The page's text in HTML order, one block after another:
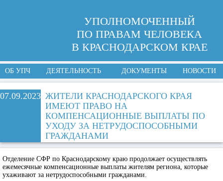
УПОЛНОМОЧЕННЫЙ
ПО ПРАВАМ ЧЕЛОВЕКА
В КРАСНОДАРСКОМ КРАЕ
ОБ УПЧ ДЕЯТЕЛЬНОСТЬ ДОКУМЕНТЫ НОВОСТИ
07.09.2023 ЖИТЕЛИ КРАСНОДАРСКОГО КРАЯ
ИМЕЮТ ПРАВО НА
КОМПЕНСАЦИОННЫЕ ВЫПЛАТЫ ПО
УХОДУ ЗА НЕТРУДОСПОСОБНЫМИ
ГРАЖДАНАМИ
Отделение СФР по Краснодарскому краю продолжает осуществлять
ежемесячные компенсационные выплаты жителям региона, которые
ухаживают за нетрудоспособными гражданами.